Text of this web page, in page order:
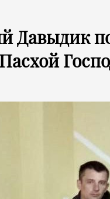
Давыдик
Пасхой